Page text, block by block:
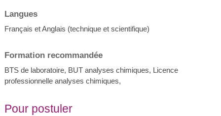
Langues
Français et Anglais (technique et scientifique)
Formation recommandée
BTS de laboratoire, BUT analyses chimiques, Licence
professionnelle analyses chimiques,
Pour postuler